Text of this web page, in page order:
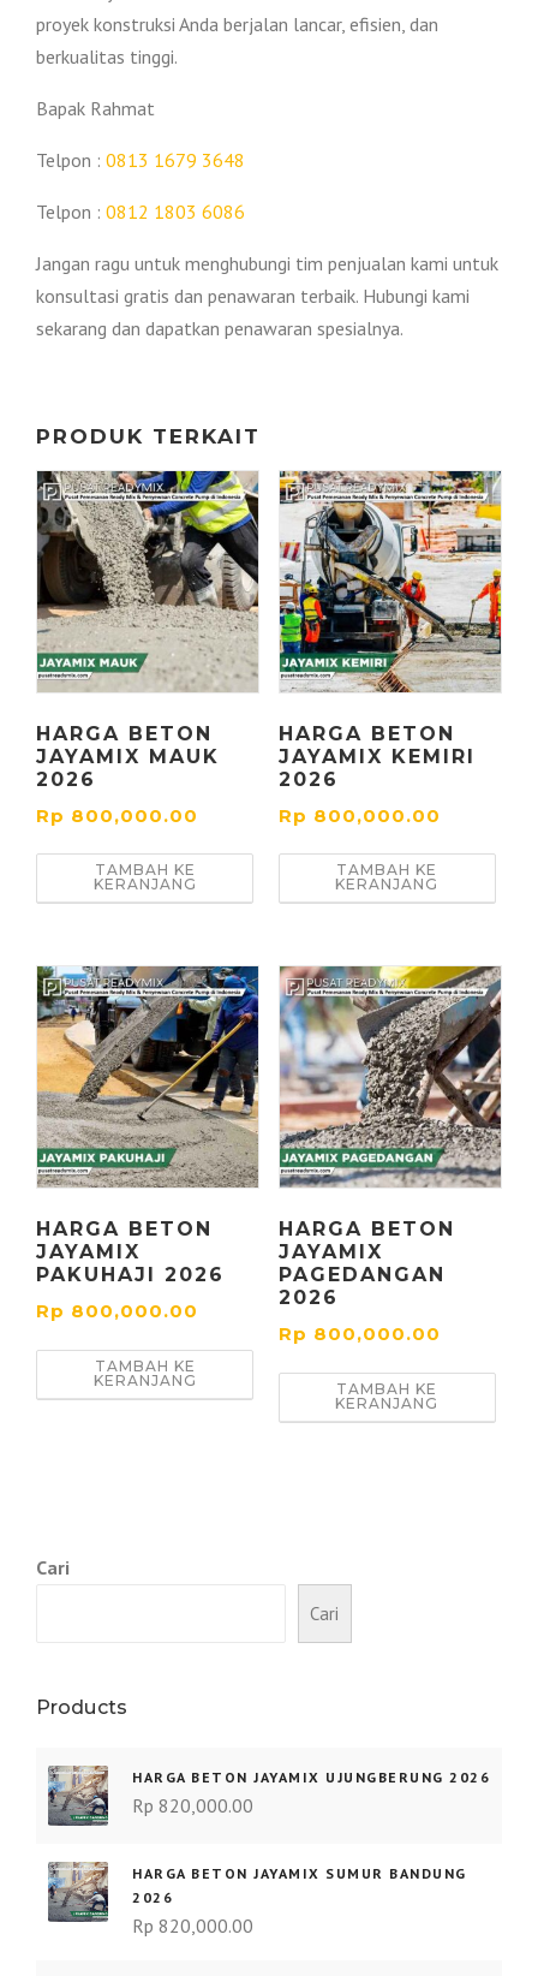
proyek konstruksi Anda berjalan lancar, efisien, dan
berkualitas tinggi.
Bapak Rahmat
Telpon : 0813 1679 3648
Telpon : 0812 1803 6086
Jangan ragu untuk menghubungi tim penjualan kami untuk
konsultasi gratis dan penawaran terbaik. Hubungi kami
sekarang dan dapatkan penawaran spesialnya.
PRODUK TERKAIT
HARGA BETON
JAYAMIX MAUK
2026
Rp 800,000.00
TAMBAH KE
KERANJANG
HARGA BETON
JAYAMIX KEMIRI
2026
Rp 800,000.00
TAMBAH KE
KERANJANG
HARGA BETON
JAYAMIX
PAKUHAJI 2026
Rp 800,000.00
TAMBAH KE
KERANJANG
HARGA BETON
JAYAMIX
PAGEDANGAN
2026
Rp 800,000.00
TAMBAH KE
KERANJANG
Cari
Cari
Products
HARGA BETON JAYAMIX UJUNGBERUNG 2026
Rp 820,000.00
HARGA BETON JAYAMIX SUMUR BANDUNG
2026
Rp 820,000.00